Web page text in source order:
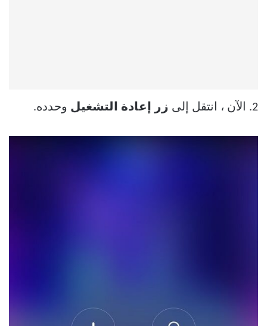
2. الآن ، انتقل إلى زر إعادة التشغيل وحدده.